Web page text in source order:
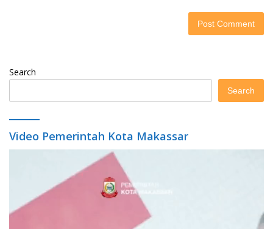
Search
Search
Video Pemerintah Kota Makassar